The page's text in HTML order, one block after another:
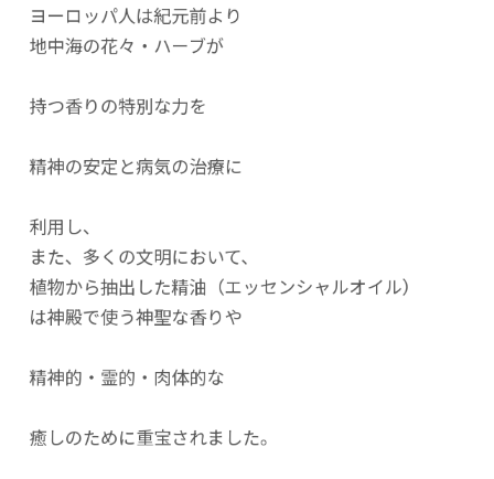
ヨーロッパ人は紀元前より
地中海の花々・ハーブが
持つ香りの特別な力を
精神の安定と病気の治療に
利用し、
また、多くの文明において、
植物から抽出した精油（エッセンシャルオイル）
は神殿で使う神聖な香りや
精神的・霊的・肉体的な
癒しのために重宝されました。